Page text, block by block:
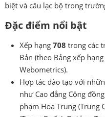
biệt và câu lạc bộ trong
Đặc điểm nổi bật
Xếp hạng 708 trong các
Bản (theo Bảng xếp
Webometrics).
Hợp tác đào tạo với
như Cao đẳng Cộng
phạm Hoa Trung (Trung